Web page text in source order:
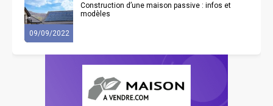
09/09/2022
Construction d’une maison passive : infos et
modèles